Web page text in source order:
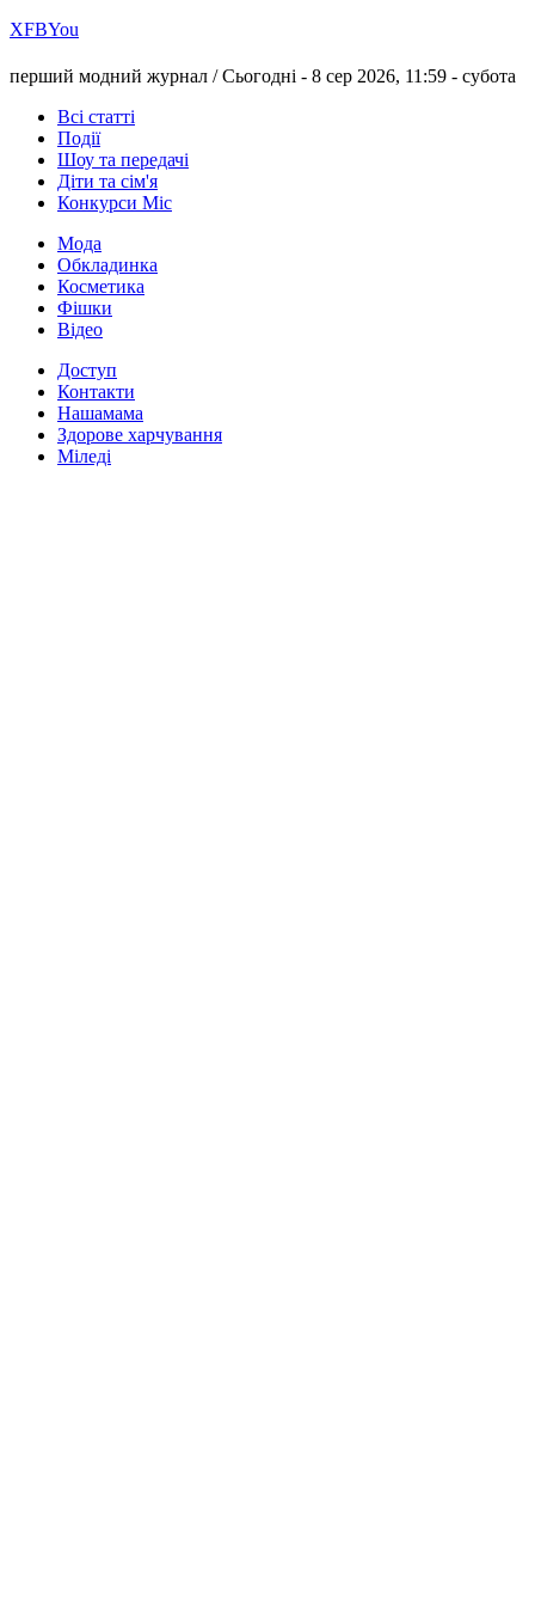
ХFBYou
перший модний журнал /Сьогодні - 8 сер 2026, 11:59 - субота
Всі статті
Події
Шоу та передачі
Діти та сім'я
Конкурси Міс
Мода
Обкладинка
Косметика
Фішки
Відео
Доступ
Контакти
Нашамама
Здорове харчування
Міледі